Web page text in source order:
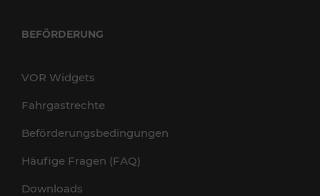
BEFÖRDERUNG
VOR Widgets
Fahrgastrechte
Beförderungsbedingungen
Häufige Fragen (FAQ)
Downloads